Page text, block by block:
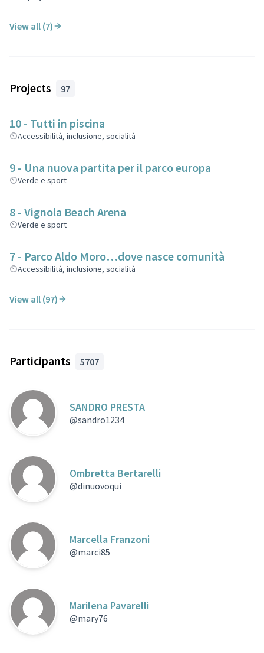
View all (7)
Projects 97
10 - Tutti in piscina
Accessibilità, inclusione, socialità
9 - Una nuova partita per il parco europa
Verde e sport
8 - Vignola Beach Arena
Verde e sport
7 - Parco Aldo Moro…dove nasce comunità
Accessibilità, inclusione, socialità
View all (97)
Participants 5707
SANDRO PRESTA
@sandro1234
Ombretta Bertarelli
@dinuovoqui
Marcella Franzoni
@marci85
Marilena Pavarelli
@mary76